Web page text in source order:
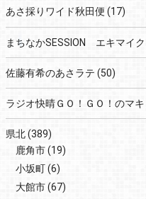
あさ採りワイド秋田便 (17)
まちなかSESSION エキマイク
佐藤有希のあさラテ (50)
ラジオ快晴ＧＯ！ＧＯ！のマキ
県北(389)
鹿角市(19)
小坂町(6)
大館市(67)